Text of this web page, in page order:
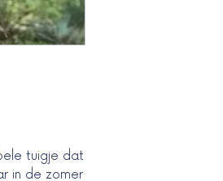
tuigje dat
in de zomer